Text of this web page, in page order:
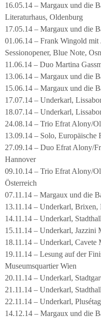
16.05.14 – Margaux und die
Literaturhaus, Oldenburg
17.05.14 – Margaux und die
01.06.14 – Frank Wingold mit
Sessionopener, Blue Note,
11.06.14 – Duo Martina
13.06.14 – Margaux und die
15.06.14 – Margaux und die
17.07.14 – Underkarl,
18.07.14 – Underkarl,
24.08.14 – Trio Efrat Alony/
13.09.14 – Solo, Europäische
27.09.14 – Duo Efrat Alony/
Hannover
09.10.14 – Trio Efrat Alony/
Österreich
07.11.14 – Margaux und die
13.11.14 – Underkarl, Brixen,
14.11.14 – Underkarl,
15.11.14 – Underkarl, Jazzini
18.11.14 – Underkarl, Cavete
19.11.14 – Lesung auf der
Museumsquartier Wien
20.11.14 – Underkarl,
21.11.14 – Underkarl,
22.11.14 – Underkarl,
14.12.14 – Margaux und die